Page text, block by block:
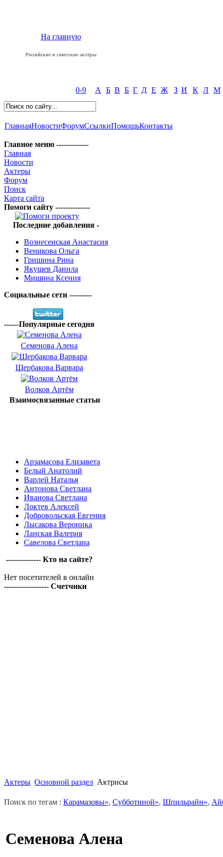
На главную
Российские и советские актёры
0-9 А Б В Б Г Д Е Ж З И К Л М
ГлавнаяНовостиФорумСсылкиПомощьКонтакты
Главное меню -------------
Главная
Новости
Актеры
Форум
Поиск
Карта сайта
Помоги сайту --------------
Последние добавления -
Вознесенская Анастасия
Веникова Ольга
Гришина Рина
Якушев Данила
Мишина Ксения
Социальные сети ---------
------Популярные сегодня
Семенова Алена
Щербакова Варвара
Волков Артём
Взаимосвязанные статьи
Арзамасова Елизавета
Белый Анатолий
Варлей Наталья
Антонова Светлана
Иванова Светлана
Локтев Алексей
Добровольская Евгения
Лысакова Вероника
Ланская Валерия
Савелова Светлана
-------------- Кто на сайте?
Нет посетителей в онлайн
------------------ Счетчики
Актеры Основной раздел Актрисы
Поиск по тегам : Карамазовы», Субботиной», Шпильрайн»,
Семенова Алена